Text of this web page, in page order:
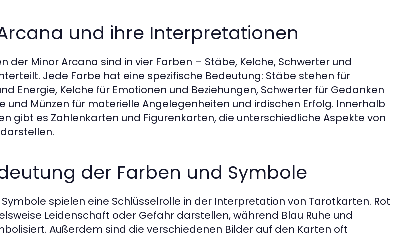
und ihre Interpretationen
der Minor Arcana sind in vier Farben – Stäbe, Kelche, Schwerter und
Jede Farbe hat eine spezifische Bedeutung: Stäbe stehen für
Energie, Kelche für Emotionen und Beziehungen, Schwerter für Gedanken
und Münzen für materielle Angelegenheiten und irdischen Erfolg. Innerhalb
gibt es Zahlenkarten und Figurenkarten, die unterschiedliche Aspekte von
der Farben und Symbole
spielen eine Schlüsselrolle in der Interpretation von Tarotkarten. Rot
Leidenschaft oder Gefahr darstellen, während Blau Ruhe und
Außerdem sind die verschiedenen Bilder auf den Karten oft